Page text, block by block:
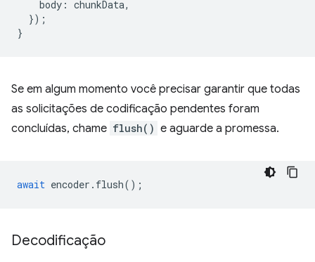
body : chunkData,
});
}
Se em algum momento você precisar garantir que todas
as solicitações de codificação pendentes foram
concluídas, chame flush() e aguarde a promessa.
await encoder . flush();
Decodificação